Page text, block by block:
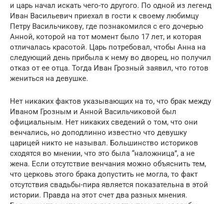
и царь начал искать чего-то другого. По одной из легенд
Иван Васильевич приехал в гости к своему любимцу
Петру Васильчикову, где познакомился с его дочерью
Анной, которой на тот момент было 17 лет, и которая
отличалась красотой. Царь потребовал, чтобы Анна на
следующий день прибыла к нему во дворец, но получил
отказ от ее отца. Тогда Иван Грозный заявил, что готов
жениться на девушке.
Нет никаких фактов указывающих на то, что брак между
Иваном Грозным и Анной Васильчиковой был
официальным. Нет никаких сведений о том, что они
венчались, но доподлинно известно что девушку
царицей никто не называл. Большинство историков
сходятся во мнении, что это была “наложница”, а не
жена. Если отсутствие венчания можно объяснить тем,
что церковь этого брака допустить не могла, то факт
отсутствия свадьбы-пира является показательна в этой
истории. Правда на этот счет два разных мнения.